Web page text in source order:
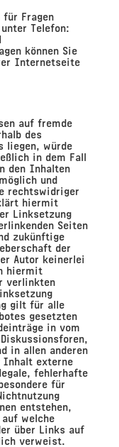
für Fragen
Telefon:
können Sie
Internetseite
auf fremde
des
liegen, würde
in dem Fall
den Inhalten
und
rechtswidriger
hiermit
Linksetzung
Seiten
zukünftige
der
Autor keinerlei
hiermit
verlinkten
gilt für alle
gesetzten
in vom
in allen anderen
Inhalt externe
fehlerhafte
für
entstehen,
welche
über Links auf
verweist.